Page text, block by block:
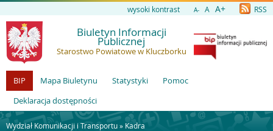
wysoki kontrast A- A A+ RSS
Biuletyn Informacji
Publicznej
Starostwo Powiatowe w Kluczborku
BIP Mapa Biuletynu Statystyki
Pomoc
Deklaracja dostępności
Wydział Komunikacji i Transportu » Kadra